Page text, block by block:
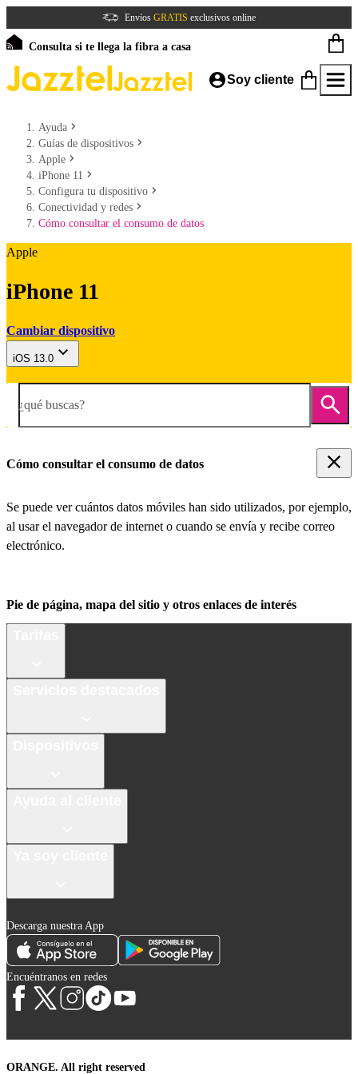
Envíos GRATIS exclusivos online
Consulta si te llega la fibra a casa
Soy cliente
Ayuda
Guías de dispositivos
Apple
iPhone 11
Configura tu dispositivo
Conectividad y redes
Cómo consultar el consumo de datos
Apple
iPhone 11
Cambiar dispositivo
iOS 13.0
¿qué buscas?
Cómo consultar el consumo de datos
Se puede ver cuántos datos móviles han sido utilizados, por ejemplo,
al usar el navegador de internet o cuando se envía y recibe correo
electrónico.
Pie de página, mapa del sitio y otros enlaces de interés
Descarga nuestra App
Encuéntranos en redes
ORANGE. All right reserved